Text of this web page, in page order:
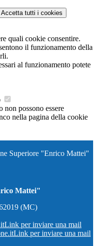
Accetta tutti i cookies
quali cookie consentire.
il funzionamento della
al funzionamento potete
non possono essere
nella pagina della cookie
Superiore "Enrico Mattei"
Mattei"
(MC)
Link per inviare una mail
Link per inviare una mail